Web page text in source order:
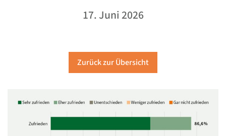
17. Juni 2026
Zurück zur Übersicht